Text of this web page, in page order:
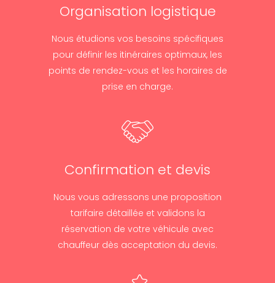
Organisation logistique
Nous étudions vos besoins spécifiques
pour définir les itinéraires optimaux, les
points de rendez-vous et les horaires de
prise en charge.
Confirmation et devis
Nous vous adressons une proposition
tarifaire détaillée et validons la
réservation de votre véhicule avec
chauffeur dès acceptation du devis.